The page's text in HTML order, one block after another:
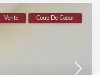
Vente Coup De Coeur